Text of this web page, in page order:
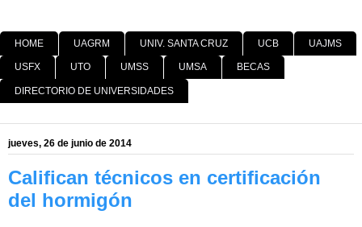
HOME UAGRM UNIV. SANTA CRUZ UCB UAJMS
USFX UTO UMSS UMSA BECAS
DIRECTORIO DE UNIVERSIDADES
jueves, 26 de junio de 2014
Califican técnicos en certificación
del hormigón